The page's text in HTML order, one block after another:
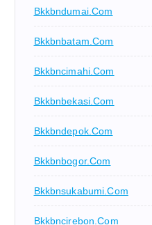
Bkkbndumai.com
Bkkbnbatam.com
Bkkbncimahi.com
Bkkbnbekasi.com
Bkkbndepok.com
Bkkbnbogor.com
Bkkbnsukabumi.com
Bkkbncirebon.com